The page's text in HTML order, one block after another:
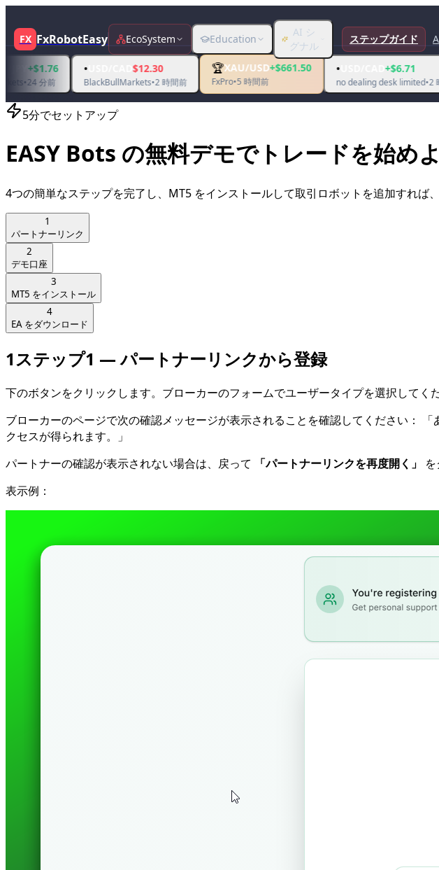
FX FxRobotEasy EcoSystem Education
AI シ
グナル
ステップガイド
•USD/CAD $12.30
BlackBullMarkets•2 時間前
🏆 XAU/USD+$661.50
FxPro•5 時間前
•USD/CAD +$6.71
no dealing desk limited•2 時間前
5分でセットアップ
EASY Bots の無料デモでトレードを始め
4つの簡単なステップを完了し、MT5 をインストールして取引ロボットを追加すれば
1
パートナーリンク
2
デモ口座
3
MT5 をインストール
4
EA をダウンロード
1ステップ1 — パートナーリンクから登録
下のボタンをクリックします。ブローカーのフォームでユーザータイプを選択してく
ブローカーのページで次の確認メッセージが表示されることを確認してください：
クセスが得られます。」
パートナーの確認が表示されない場合は、戻って
「パートナーリンクを再度開く」
表示例：